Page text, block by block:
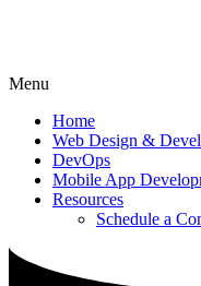
Menu
Home
Web Design &
DevOps
Mobile App
Resources
Schedule a